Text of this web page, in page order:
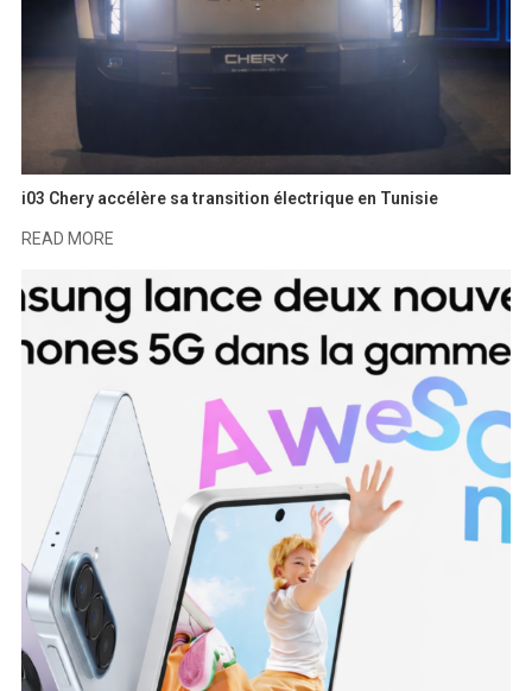
i03 Chery accélère sa transition électrique en Tunisie
READ MORE